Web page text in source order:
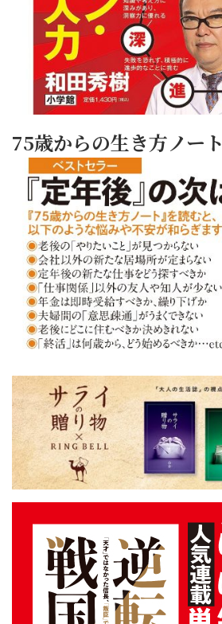
75歳からの生き方ノート